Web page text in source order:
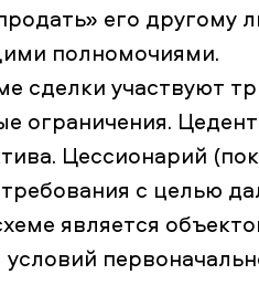
его
полномочиями.
сделки участвуют
ограничения.
Цессионарий
с целью
является